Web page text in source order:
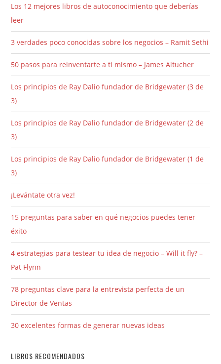
Los 12 mejores libros de autoconocimiento que deberías
leer
3 verdades poco conocidas sobre los negocios – Ramit Sethi
50 pasos para reinventarte a ti mismo – James Altucher
Los principios de Ray Dalio fundador de Bridgewater (3 de
3)
Los principios de Ray Dalio fundador de Bridgewater (2 de
3)
Los principios de Ray Dalio fundador de Bridgewater (1 de
3)
¡Levántate otra vez!
15 preguntas para saber en qué negocios puedes tener
éxito
4 estrategias para testear tu idea de negocio – Will it fly? –
Pat Flynn
78 preguntas clave para la entrevista perfecta de un
Director de Ventas
30 excelentes formas de generar nuevas ideas
LIBROS RECOMENDADOS